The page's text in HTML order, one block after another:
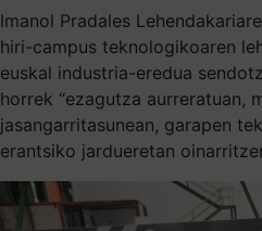
Imanol Pradales
hiri-campus teknologikoaren
euskal industria-eredua
horrek “ezagutza aurreratuan,
jasangarritasunean, garapen
erantsiko jardueretan